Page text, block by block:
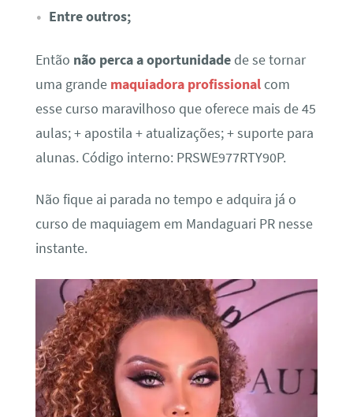
Entre outros;
Então não perca a oportunidadede se tornar
uma grande maquiadora profissionalcom
esse curso maravilhoso que oferece mais de 45
aulas; + apostila + atualizações; + suporte para
alunas. Código interno: PRSWE977RTY90P.
Não fique ai parada no tempo e adquira já o
curso de maquiagem em Mandaguari PR nesse
instante.